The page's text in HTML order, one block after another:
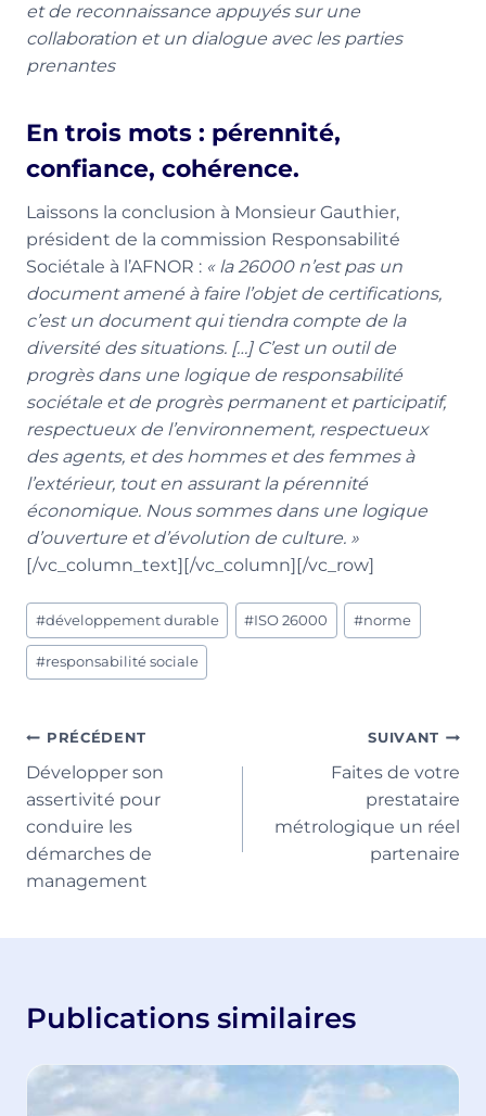
et de reconnaissance appuyés sur une
collaboration et un dialogue avec les parties
prenantes
En trois mots : pérennité,
confiance, cohérence.
Laissons la conclusion à Monsieur Gauthier,
président de la commission Responsabilité
Sociétale à l’AFNOR : « la 26000 n’est pas un
document amené à faire l’objet de certifications,
c’est un document qui tiendra compte de la
diversité des situations. […] C’est un outil de
progrès dans une logique de responsabilité
sociétale et de progrès permanent et participatif,
respectueux de l’environnement, respectueux
des agents, et des hommes et des femmes à
l’extérieur, tout en assurant la pérennité
économique. Nous sommes dans une logique
d’ouverture et d’évolution de culture. »
[/vc_column_text][/vc_column][/vc_row]
Étiquettes
de
la
#développement durable #ISO 26000 #norme
#responsabilité sociale
Navigation
de
l’article
PRÉCÉDENT
Développer son
assertivité pour
conduire les
démarches de
management
SUIVANT
Faites de votre
prestataire
métrologique un réel
partenaire
Publications similaires